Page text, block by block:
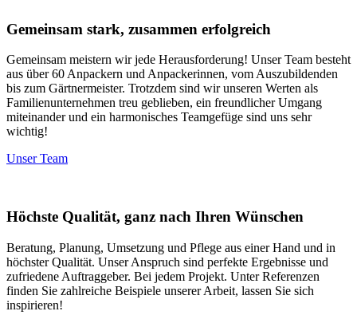
Gemeinsam stark, zusammen erfolgreich
Gemeinsam meistern wir jede Herausforderung! Unser Team besteht
aus über 60 Anpackern und Anpackerinnen, vom Auszubildenden
bis zum Gärtnermeister. Trotzdem sind wir unseren Werten als
Familienunternehmen treu geblieben, ein freundlicher Umgang
miteinander und ein harmonisches Teamgefüge sind uns sehr
wichtig!
Unser Team
Höchste Qualität, ganz nach Ihren Wünschen
Beratung, Planung, Umsetzung und Pflege aus einer Hand und in
höchster Qualität. Unser Anspruch sind perfekte Ergebnisse und
zufriedene Auftraggeber. Bei jedem Projekt. Unter Referenzen
finden Sie zahlreiche Beispiele unserer Arbeit, lassen Sie sich
inspirieren!